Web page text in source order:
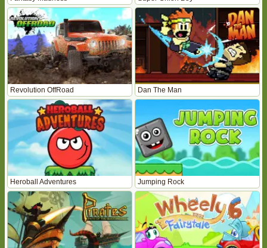
Revolution OffRoad Dan The Man
Heroball Adventures Jumping Rock